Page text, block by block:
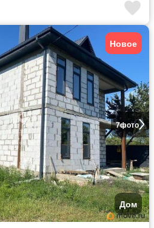
7фото
Новое
Дом